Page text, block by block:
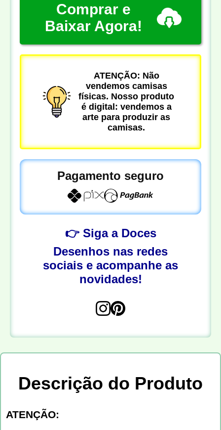
Comprar e
Baixar Agora!
ATENÇÃO: Não
vendemos camisas
físicas. Nosso produto
é digital: vendemos a
arte para produzir as
camisas.
Pagamento seguro
👉 Siga a Doces
Desenhos nas redes
sociais e acompanhe as
novidades!
Descrição do Produto
ATENÇÃO: